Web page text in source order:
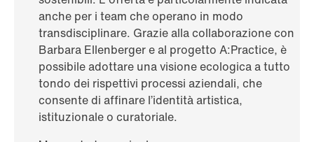
anche per i team che operano in modo
transdisciplinare. Grazie alla collaborazione con
Barbara Ellenberger e al progetto A:Practice, è
possibile adottare una visione ecologica a tutto
tondo dei rispettivi processi aziendali, che
consente di affinare l’identità artistica,
istituzionale o curatoriale.